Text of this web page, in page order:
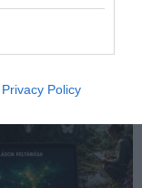
Privacy Policy
RÁNÉZETT